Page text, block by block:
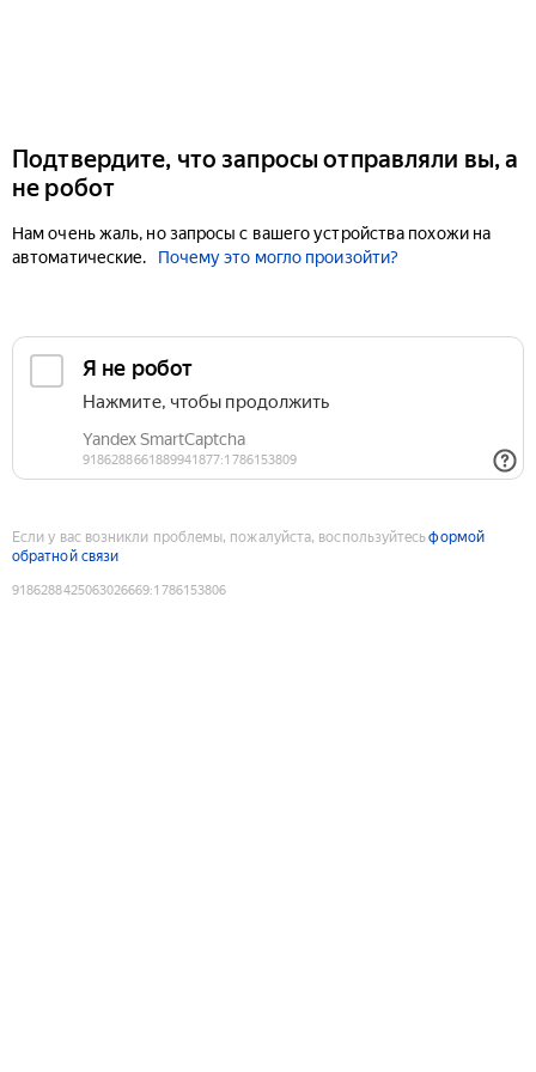
Подтвердите, что запросы отправляли вы, а
не робот
Нам очень жаль, но запросы с вашего устройства похожи на
автоматические.
Почему это могло произойти?
Если у вас возникли проблемы, пожалуйста, воспользуйтесьформой
обратной связи
9186288425063026669:1786153806